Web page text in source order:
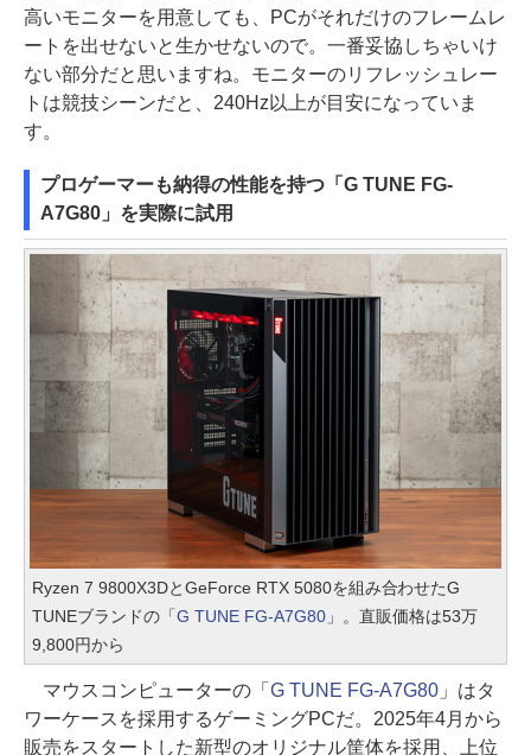
高いモニターを用意しても、PCがそれだけのフレームレ
ートを出せないと生かせないので。一番妥協しちゃいけ
ない部分だと思いますね。モニターのリフレッシュレー
トは競技シーンだと、240Hz以上が目安になっていま
す。
プロゲーマーも納得の性能を持つ「G TUNE FG-
A7G80」を実際に試用
Ryzen 7 9800X3DとGeForce RTX 5080を組み合わせたG
TUNEブランドの「G TUNE FG-A7G80」。直販価格は53万
9,800円から
マウスコンピューターの「 G TUNE FG-A7G80」はタ
ワーケースを採用するゲーミングPCだ。2025年4月から
販売をスタートした新型のオリジナル筐体を採用、上位